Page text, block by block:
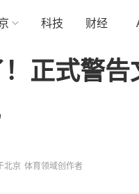
科技 财经
正式警
北京 体育领域创作者